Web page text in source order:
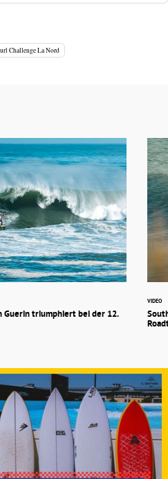
Challenge La Nord
Guerin triumphiert bei der 12.
VIDEO